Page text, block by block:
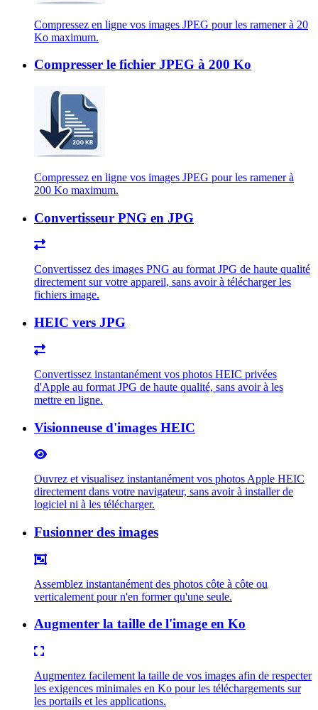
Compressez en ligne vos images JPEG pour les ramener à 20
Ko maximum.
Compresser le fichier JPEG à 200 Ko
Compressez en ligne vos images JPEG pour les ramener à
200 Ko maximum.
Convertisseur PNG en JPG
Convertissez des images PNG au format JPG de haute qualité
directement sur votre appareil, sans avoir à télécharger les
fichiers image.
HEIC vers JPG
Convertissez instantanément vos photos HEIC privées
d'Apple au format JPG de haute qualité, sans avoir à les
mettre en ligne.
Visionneuse d'images HEIC
Ouvrez et visualisez instantanément vos photos Apple HEIC
directement dans votre navigateur, sans avoir à installer de
logiciel ni à les télécharger.
Fusionner des images
Assemblez instantanément des photos côte à côte ou
verticalement pour n'en former qu'une seule.
Augmenter la taille de l'image en Ko
Augmentez facilement la taille de vos images afin de respecter
les exigences minimales en Ko pour les téléchargements sur
les portails et les applications.